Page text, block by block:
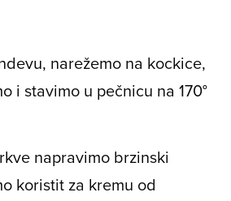
narežemo na kockice,
i stavimo u pečnicu na 170°
napravimo brzinski
koristit za kremu od